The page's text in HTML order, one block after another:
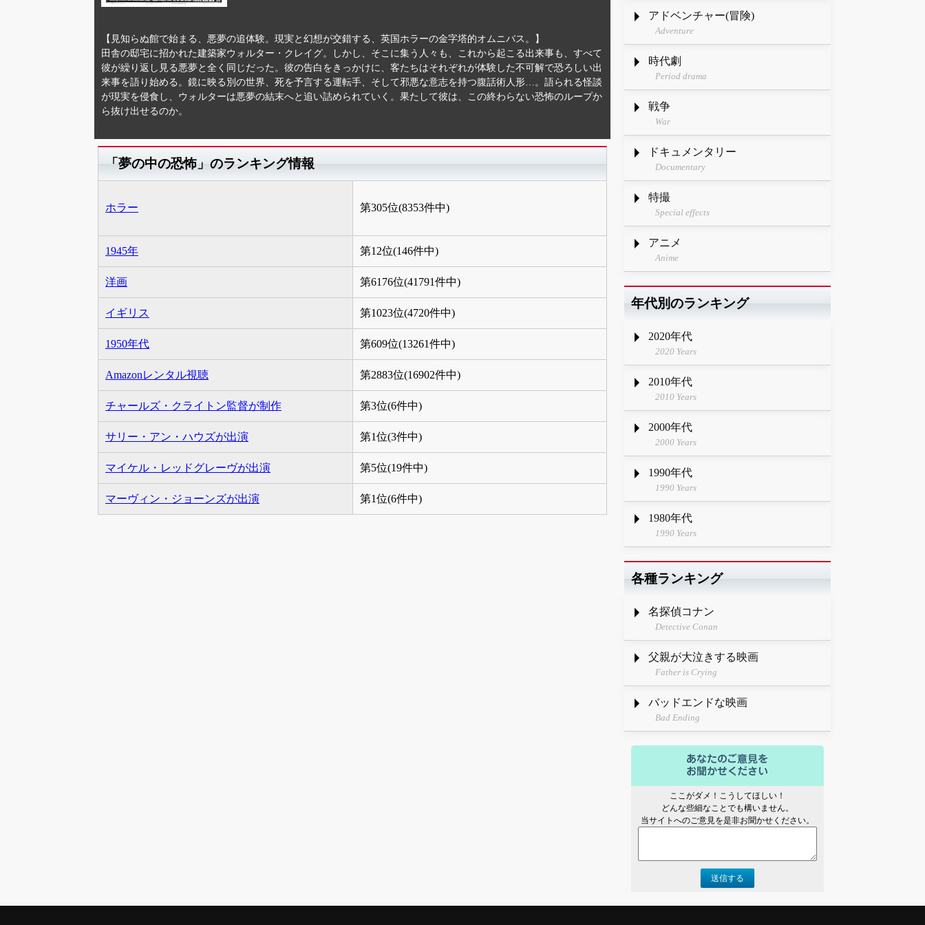
【見知らぬ館で始まる、悪夢の追体験。現実と幻想が交錯する、英国ホラーの金字塔的オムニバス。】
田舎の邸宅に招かれた建築家ウォルター・クレイグ。しかし、そこに集う人々も、これから起こる出来事も、すべて
彼が繰り返し見る悪夢と全く同じだった。彼の告白をきっかけに、客たちはそれぞれが体験した不可解で恐ろしい出
来事を語り始める。鏡に映る別の世界、死を予言する運転手、そして邪悪な意志を持つ腹話術人形…。語られる怪談
が現実を侵食し、ウォルターは悪夢の結末へと追い詰められていく。果たして彼は、この終わらない恐怖のループか
ら抜け出せるのか。
「夢の中の恐怖」のランキング情報
ホラー 第305位(8353件中)
1945年 第12位(146件中)
洋画 第6176位(41791件中)
イギリス 第1023位(4720件中)
1950年代 第609位(13261件中)
Amazonレンタル視聴 第2883位(16902件中)
チャールズ・クライトン監督が制作 第3位(6件中)
サリー・アン・ハウズが出演 第1位(3件中)
マイケル・レッドグレーヴが出演 第5位(19件中)
マーヴィン・ジョーンズが出演 第1位(6件中)
アドベンチャー(冒険)
Adventure
時代劇
Period drama
戦争
War
ドキュメンタリー
Documentary
特撮
Special effects
アニメ
Anime
年代別のランキング
2020年代
2020 Years
2010年代
2010 Years
2000年代
2000 Years
1990年代
1990 Years
1980年代
1990 Years
各種ランキング
名探偵コナン
Detective Conan
父親が大泣きする映画
Father is Crying
バッドエンドな映画
Bad Ending
ここがダメ！こうしてほしい！
どんな些細なことでも構いません。
当サイトへのご意見を是非お聞かせください。
送信する